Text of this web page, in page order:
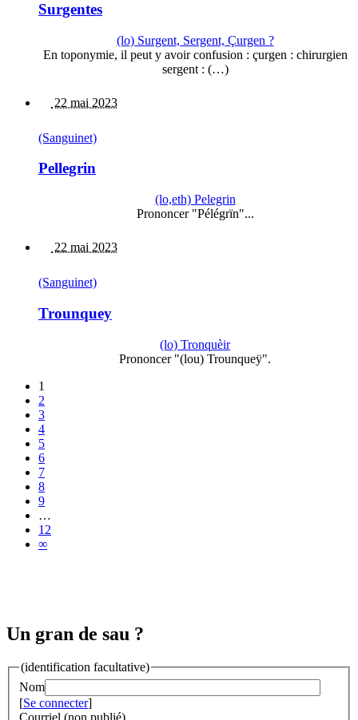
Surgentes
(lo) Surgent, Sergent, Çurgen ?
En toponymie, il peut y avoir confusion : çurgen : chirurgien
sergent : (…)
22 mai 2023
(Sanguinet)
Pellegrin
(lo,eth) Pelegrin
Prononcer "Pélégrïn"...
22 mai 2023
(Sanguinet)
Trounquey
(lo) Tronquèir
Prononcer "(lou) Trounqueÿ".
1
2
3
4
5
6
7
8
9
…
12
∞
Un gran de sau ?
(identification facultative)
Nom
[Se connecter]
Courriel (non publié)